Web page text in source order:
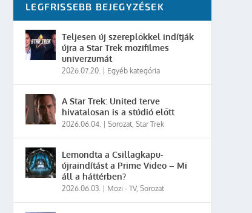
LEGFRISSEBB BEJEGYZÉSEK
Teljesen új szereplőkkel indítják
újra a Star Trek mozifilmes
univerzumát
2026.07.20. Egyéb kategória
A Star Trek: United terve
hivatalosan is a stúdió előtt
2026.06.04. |Sorozat,Star Trek
Lemondta a Csillagkapu-
újraindítást a Prime Video – Mi
áll a háttérben?
2026.06.03. Mozi - TV,Sorozat